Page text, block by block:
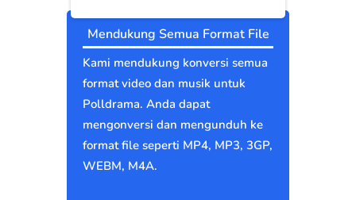
Mendukung Semua Format File
Kami mendukung konversi semua
format video dan musik untuk
Polldrama. Anda dapat
mengonversi dan mengunduh ke
format file seperti MP4, MP3, 3GP,
WEBM, M4A.